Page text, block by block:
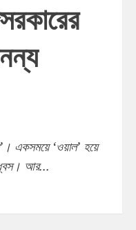
একসময়ে ‘ওয়াল’ হয়ে
ধ্বস। আর...